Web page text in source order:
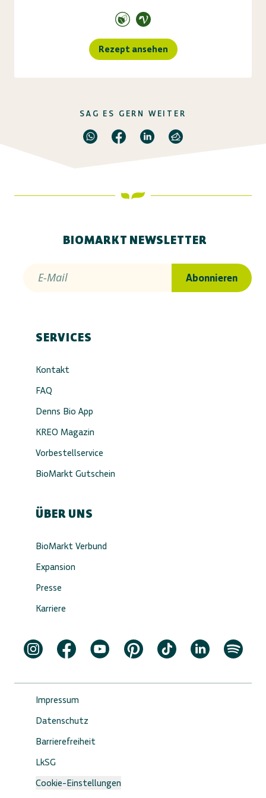
Rezept ansehen
SAG ES GERN WEITER
BIOMARKT NEWSLETTER
E-Mail Abonnieren
SERVICES
Kontakt
FAQ
Denns Bio App
KREO Magazin
Vorbestellservice
BioMarkt Gutschein
ÜBER UNS
BioMarkt Verbund
Expansion
Presse
Karriere
Impressum
Datenschutz
Barrierefreiheit
LkSG
Cookie-Einstellungen